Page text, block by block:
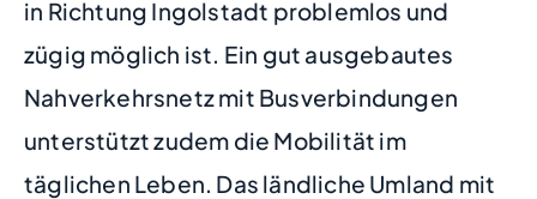
in Richtung Ingolstadt problemlos und
zügig möglich ist. Ein gut ausgebautes
Nahverkehrsnetz mit Busverbindungen
unterstützt zudem die Mobilität im
täglichen Leben. Das ländliche Umland mit